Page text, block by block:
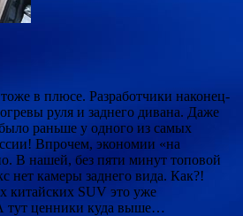
в плюсе. Разработчики наконец-
руля и заднего дивана. Даже
раньше у одного из самых
Впрочем, экономии «на
В нашей, без пяти минут топовой
нет камеры заднего вида. Как?!
китайских SUV это уже
тут ценники куда выше…